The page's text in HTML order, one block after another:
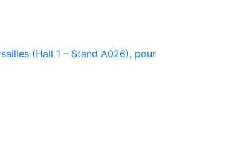
(Hall 1 – Stand A026), pour